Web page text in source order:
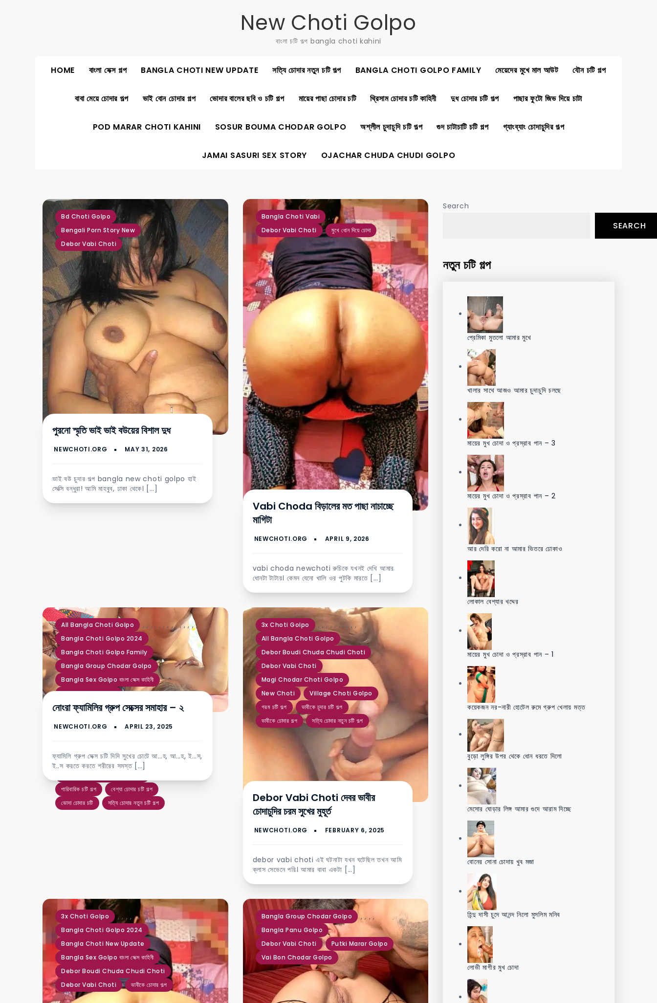
New Choti Golpo
বাংলা চটি গল্প bangla choti kahini
HOME বাংলা সেক্স গল্প BANGLA CHOTI NEW UPDATE সত্যি চোদার নতুন চটি গল্প BANGLA CHOTI GOLPO FAMILY মেয়েদের মুখে মাল আউট যৌন চটি গল্প
বাবা মেয়ে চোদার গল্প ভাই বোন চোদার গল্প ভোদার বালের ছবি ও চটি গল্প মায়ের পাছা চোদার চটি থ্রিসাম চোদার চটি কাহিনী দুধ চোদার চটি গল্প পাছার ফুটো জিভ দিয়ে চাটা
POD MARAR CHOTI KAHINI SOSUR BOUMA CHODAR GOLPO অশ্লীল চুদাচুদি চটি গল্প গুদ চাটাচাটি চটি গল্প গ্যাংব্যাং চোদাচুদির গল্প
JAMAI SASURI SEX STORY OJACHAR CHUDA CHUDI GOLPO
Bd Choti Golpo ,
Bengali Porn Story New
,
Debor Vabi Choti
পুরনো স্মৃতি ভাই ভাই বউয়ের বিশাল দুধ
ভাই বউ চুদার গল্প bangla new choti golpo হাই
সেক্সি বন্ধুরা! আমি মাহবুব, ঢাকা থেকে। […]
Bangla Choti Vabi ,
Debor Vabi Choti
,
মুখে ধোন দিয়ে চোদা
Vabi Choda বিড়ালের মত পাছা নাচাচ্ছে
মাগিটা
vabi choda newchoti রুচিকে যখনই দেখি আমার
ধোনটা টাটায়। কেমন যেনো খালি ওর পুটকি মারতে […]
All Bangla Choti Golpo ,
Bangla Choti Golpo 2024
,
Bangla Choti Golpo Family
,
Bangla Group Chodar Golpo
,
Bangla Sex Golpo বাংলা সেক্স কাহিনী
,
Debor Vabi Choti
,
Desi Choti Golpo Hot
, ,,,
Paribarik Choti Golpo
,,
পারিবারিক চটি গল্প
,
বেশ্যা চোদার চটি গল্প
,
ভোদা চোদার চটি
,
সত্যি চোদার নতুন চটি গল্প
নোংরা ফ্যামিলির গ্রুপ সেক্সের সমাহার – ২
ফ্যামিলি গ্রুপ সেক্স চটি দিদি সুখের চোটে আ…হ, আ…হ, ই…স,
ই..স করতে করতে শরীরের সমস্ত […]
3x Choti Golpo ,
All Bangla Choti Golpo
,
Debor Boudi Chuda Chudi Choti
,
Debor Vabi Choti
,
Magi Chodar Choti Golpo
,
New Choti
,
Village Choti Golpo
,
গরম চটি গল্প
,
ভাবীকে চুদার চটি গল্প
,
ভাবীকে চোদার গল্প
,
সত্যি চোদার নতুন চটি গল্প
Debor Vabi Choti দেবর ভাবীর
চোদাচুদির চরম সুখের মুহূর্ত
debor vabi choti এই ঘটনাটা যখন ঘটেছিল তখন আমি
ক্লাস সেভেনে পরি। আমার বাবা একটা […]
3x Choti Golpo ,
Bangla Choti Golpo 2024
,
Bangla Choti New Update
,
Bangla Sex Golpo বাংলা সেক্স কাহিনী
,
Debor Boudi Chuda Chudi Choti
,
Debor Vabi Choti
,
ভাবীকে চোদার গল্প
Bangla Group Chodar Golpo ,
Bangla Panu Golpo
,
Debor Vabi Choti
,
Putki Marar Golpo
,
Vai Bon Chodar Golpo
Search
SEARCH
নতুন চটি গল্প
প্রেমিকা মুতলো আমার মুখে
খালার সাথে আজও আমার চুদাচুদি চলছে
মায়ের মুখ চোদা ও প্রস্রাব পান – 3
মায়ের মুখ চোদা ও প্রস্রাব পান – 2
আর দেরি করো না আমার ভিতরে ঢোকাও
লোকাল বেশ্যার খদ্দের
মায়ের মুখ চোদা ও প্রস্রাব পান – 1
কয়েকজন নর-নারী হোটেল রুমে গ্রুপ খেলায় মত্ত
বুড়ো লুঙ্গির উপর থেকে ধোন ধরতে দিলো
মেসোর ঘোড়ার লিঙ্গ আমার গুদে আরাম দিচ্ছে
বোনের সোনা চোদায় খুব মজা
হিন্দু দাসী চুদে আনন্দ নিলো মুসলিম মনিব
লোভী মাগীর মুখ চোদা